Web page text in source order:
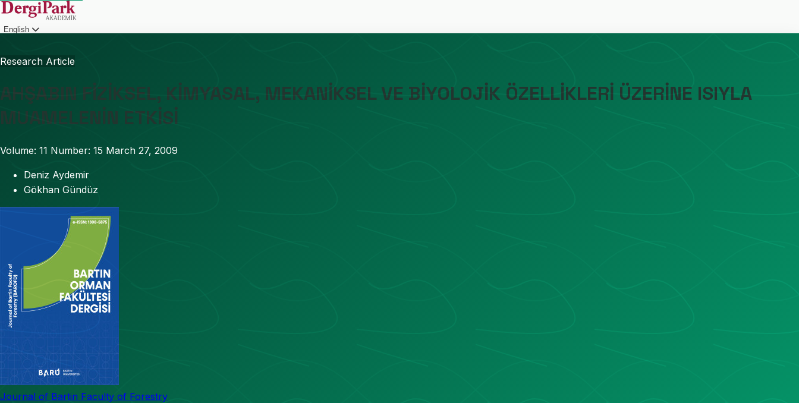
English
Research Article
AHŞABIN FİZİKSEL, KİMYASAL, MEKANİKSEL VE BİYOLOJİK ÖZELLİKLERİ ÜZERİNE ISIYLA
MUAMELENİN ETKİSİ
Volume: 11 Number: 15 March 27, 2009
Deniz Aydemir
Gökhan Gündüz
Journal of Bartin Faculty of Forestry